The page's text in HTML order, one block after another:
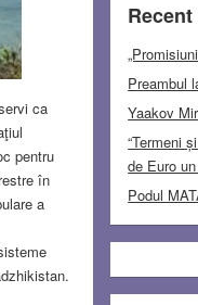
ca
pentru
în
a
Preambul
Yaakov
“Termeni
de Euro
Podul